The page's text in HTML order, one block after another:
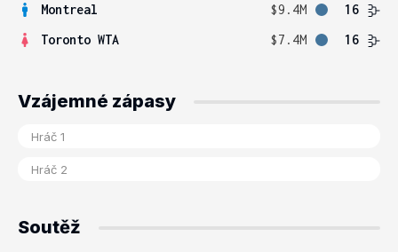
Montreal $9.4M
16
Toronto WTA
$7.4M 16
Vzájemné zápasy
Soutěž